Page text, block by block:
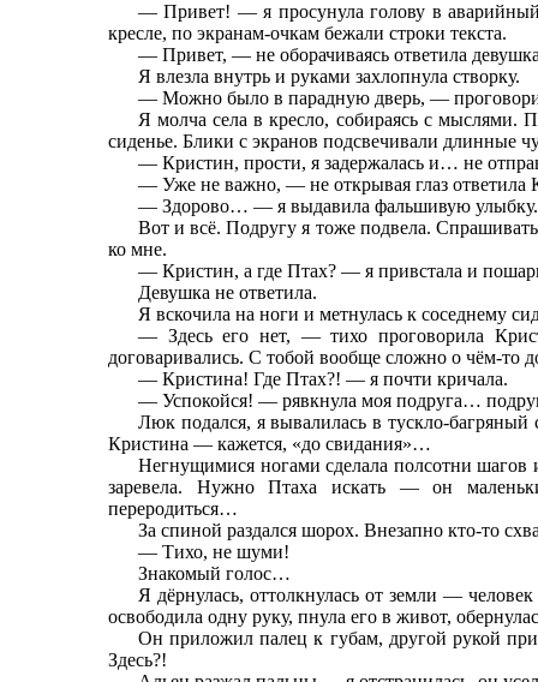
— Привет! — я просунула голову в
кресле, по экранам-очкам бежали строки текста.
— Привет, — не оборачиваясь ответила
Я влезла внутрь и руками захлопнула створку.
— Можно было в парадную дверь, —
Я молча села в кресло, собираясь с мыслями.
сиденье. Блики с экранов подсвечивали длинные
— Кристин, прости, я задержалась и… не
— Уже не важно, — не открывая глаз ответила
— Здорово… — я выдавила фальшивую улыбку.
Вот и всё. Подругу я тоже подвела.
ко мне.
— Кристин, а где Птах? — я привстала и
Девушка не ответила.
Я вскочила на ноги и метнулась к соседнему
— Здесь его нет, — тихо проговорила
договаривались. С тобой вообще сложно о чём-то
— Кристина! Где Птах?! — я почти кричала.
— Успокойся! — рявкнула моя подруга…
Люк подался, я вывалилась в тускло-багряный
Кристина — кажется, «до свидания»…
Негнущимися ногами сделала полсотни шагов
заревела. Нужно Птаха искать — он
переродиться…
За спиной раздался шорох. Внезапно кто-то
— Тихо, не шуми!
Знакомый голос…
Я дёрнулась, оттолкнулась от земли —
освободила одну руку, пнула его в живот,
Он приложил палец к губам, другой рукой
Здесь?!